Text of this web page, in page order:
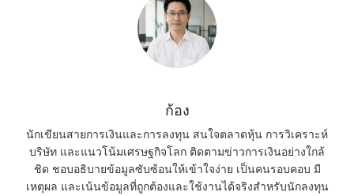
ก้อง
นักเขียนสายการเงินและการลงทุน สนใจตลาดหุ้น การวิเคราะห์
บริษัท และแนวโน้มเศรษฐกิจโลก ติดตามข่าวการเงินอย่างใกล้
ชิด ชอบอธิบายข้อมูลซับซ้อนให้เข้าใจง่าย เป็นคนรอบคอบ มี
เหตุผล และเน้นข้อมูลที่ถูกต้องและใช้งานได้จริงสำหรับนักลงทุน